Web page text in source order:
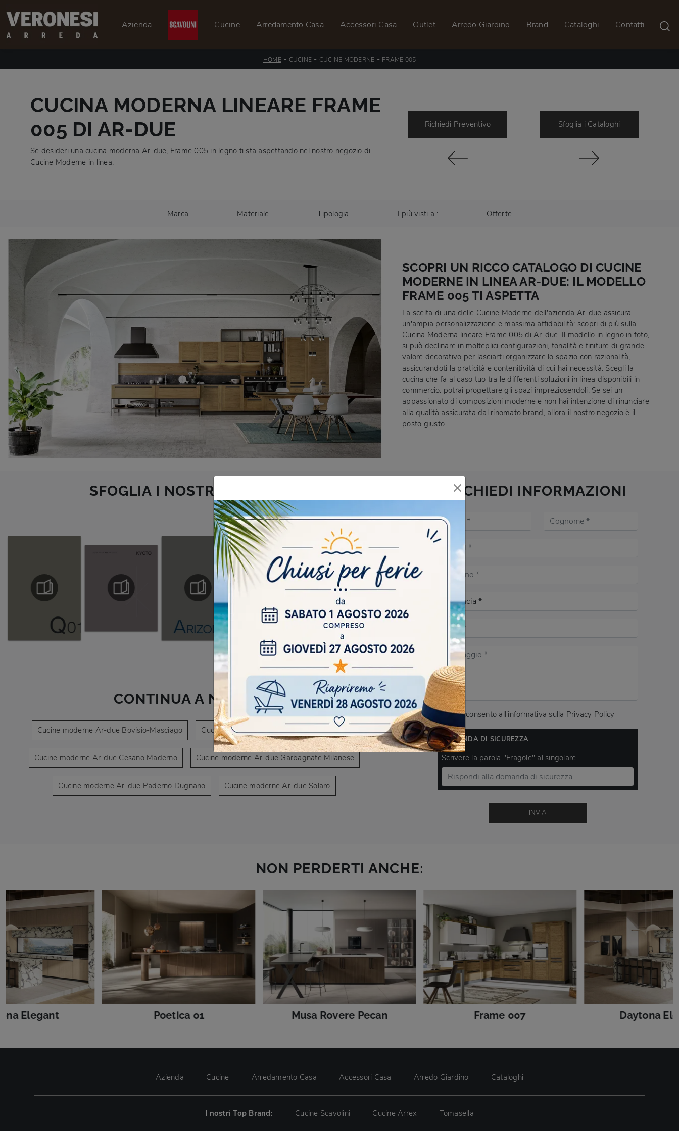
Azienda Cucine Arredamento Casa Accessori Casa Outlet Arredo Giardino Brand Cataloghi Contatti
HOME - CUCINE - CUCINE MODERNE - FRAME 005
CUCINA MODERNA LINEARE FRAME
005 DI AR-DUE
Se desideri una cucina moderna Ar-due, Frame 005 in legno ti sta aspettando nel nostro negozio di
Cucine Moderne in linea.
Richiedi Preventivo Sfoglia i Cataloghi
Marca Materiale Tipologia I più visti a : Offerte
SCOPRI UN RICCO CATALOGO DI CUCINE
MODERNE IN LINEA AR-DUE: IL MODELLO
FRAME 005 TI ASPETTA
La scelta di una delle Cucine Moderne dell'azienda Ar-due assicura
un’ampia personalizzazione e massima affidabilità: scopri di più sulla
Cucina Moderna lineare Frame 005 di Ar-due. Il modello in legno in foto,
si può declinare in molteplici configurazioni, tonalità e finiture di grande
valore decorativo per lasciarti organizzare lo spazio con razionalità,
assicurandoti la praticità e contenitività di cui hai necessità. Scegli la
cucina che fa al caso tuo tra le differenti soluzioni in linea disponibili in
commercio: potrai progettare gli spazi impreziosendoli. Se sei un
appassionato di composizioni moderne e non hai intenzione di rinunciare
alla qualità assicurata dal rinomato brand, allora il nostro negozio è il
posto giusto.
SFOGLIA I NOSTRI CATALOGHI
CONTINUA A NAVIGARE
Cucine moderne Ar-due Bovisio-Masciago Cucine moderne Ar-due Caronno Pertusella
Cucine moderne Ar-due Cesano Maderno Cucine moderne Ar-due Garbagnate Milanese
Cucine moderne Ar-due Paderno Dugnano Cucine moderne Ar-due Solaro
RICHIEDI INFORMAZIONI
Acconsento all'informativa sulla Privacy Policy
DOMANDA DI SICUREZZA
Scrivere la parola "Fragole" al singolare
INVIA
NON PERDERTI ANCHE:
Elegant Poetica 01 Musa Rovere Pecan Frame 007 Daytona
Azienda Cucine Arredamento Casa Accessori Casa Arredo Giardino Cataloghi
I nostri Top Brand: Cucine Scavolini Cucine Arrex Tomasella